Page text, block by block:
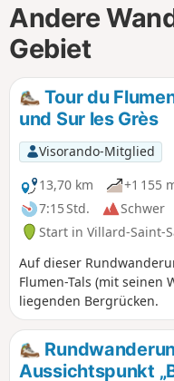
Andere
Gebiet
Tour du
und Sur les Grès
Visorando-Mitglied
13,70 km
+1 155
7:15 Std.
Schwer
Start in Villard-Saint-
Auf dieser
Flumen-Tals (mit seinen
liegenden Bergrücken.
Aussichtspunkt